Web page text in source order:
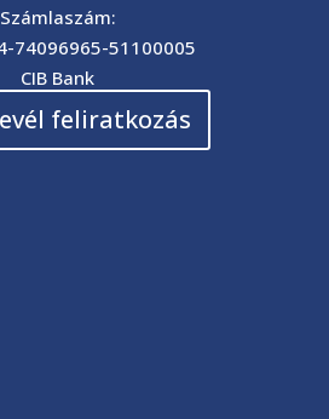
Számlaszám:
74096965-51100005
CIB Bank
feliratkozás